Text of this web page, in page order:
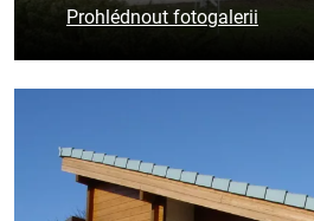
Prohlédnout fotogalerii